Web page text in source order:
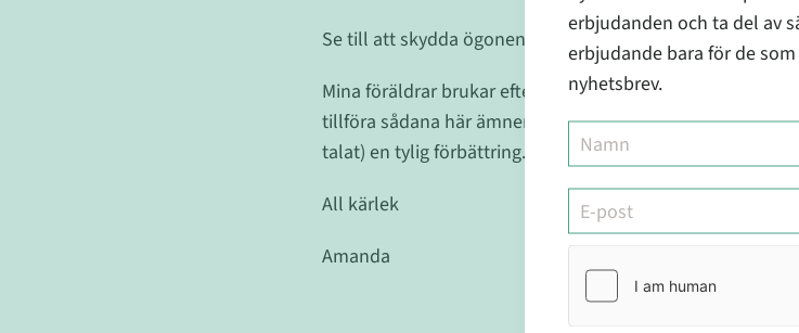
Se till att skydda ögonen dina, det är en liten
Mina föräldrar brukar efter sin utlandssemester märka
tillföra sådana här ämnen i form av kosttillskott och
talat) en tylig förbättring.
All kärlek
Amanda
erbjudanden och ta del av
erbjudande bara för de
nyhetsbrev.